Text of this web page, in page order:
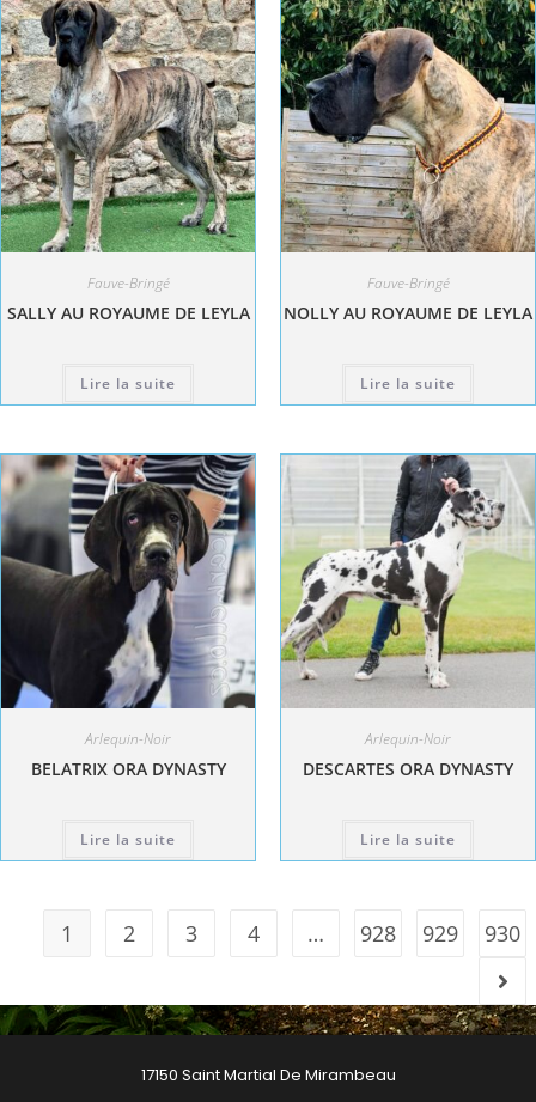
Fauve-Bringé
SALLY AU ROYAUME DE LEYLA
Lire la suite
Fauve-Bringé
NOLLY AU ROYAUME DE LEYLA
Lire la suite
Arlequin-Noir
BELATRIX ORA DYNASTY
Lire la suite
Arlequin-Noir
DESCARTES ORA DYNASTY
Lire la suite
1 2 3 4 … 928 929 930
17150 Saint Martial De Mirambeau